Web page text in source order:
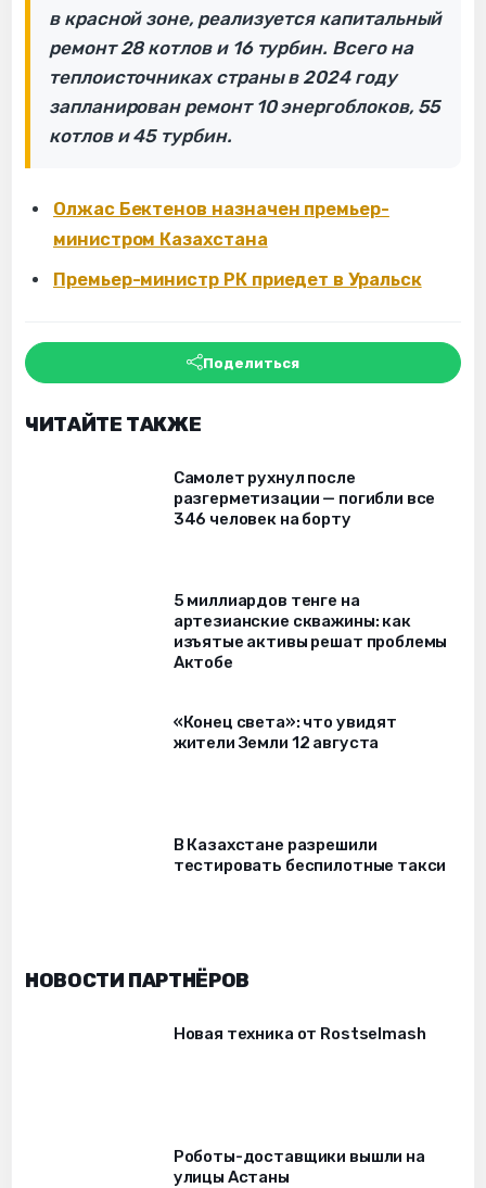
в красной зоне, реализуется капитальный
ремонт 28 котлов и 16 турбин. Всего на
теплоисточниках страны в 2024 году
запланирован ремонт 10 энергоблоков, 55
котлов и 45 турбин.
Олжас Бектенов назначен премьер-
министром Казахстана
Премьер-министр РК приедет в Уральск
Поделиться
ЧИТАЙТЕ ТАКЖЕ
Самолет рухнул после
разгерметизации — погибли все
346 человек на борту
5 миллиардов тенге на
артезианские скважины: как
изъятые активы решат проблемы
Актобе
«Конец света»: что увидят
жители Земли 12 августа
В Казахстане разрешили
тестировать беспилотные такси
НОВОСТИ ПАРТНЁРОВ
Новая техника от Rostselmash
Роботы-доставщики вышли на
улицы Астаны